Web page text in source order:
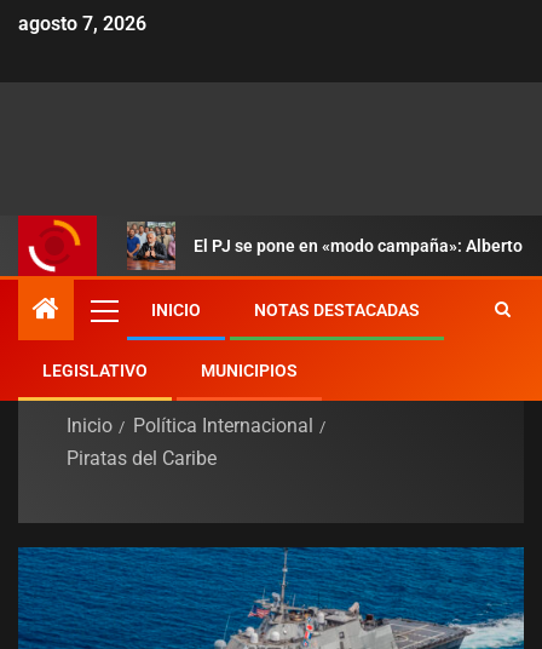
agosto 7, 2026
El PJ se pone en «modo campaña»: Alberto
INICIO NOTAS DESTACADAS
LEGISLATIVO MUNICIPIOS
Inicio
Política Internacional
Piratas del Caribe